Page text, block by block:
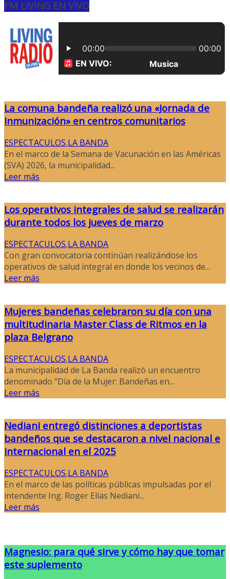
FM LIVING EN VIVO
La comuna bandeña realizó una «Jornada de
Inmunización» en centros comunitarios
ESPECTACULOS,LA BANDA
En el marco de la Semana de Vacunación en las Américas
(SVA) 2026, la municipalidad...
Leer más
Los operativos integrales de salud se realizarán
durante todos los jueves de marzo
ESPECTACULOS,LA BANDA
Con gran convocatoria continúan realizándose los
operativos de salud integral en donde los vecinos de...
Leer más
Mujeres bandeñas celebraron su día con una
multitudinaria Master Class de Ritmos en la
plaza Belgrano
ESPECTACULOS,LA BANDA
La municipalidad de La Banda realizó un encuentro
denominado “Día de la Mujer: Bandeñas en...
Leer más
Nediani entregó distinciones a deportistas
bandeños que se destacaron a nivel nacional e
internacional en el 2025
ESPECTACULOS,LA BANDA
En el marco de las políticas públicas impulsadas por el
intendente Ing. Roger Elías Nediani...
Leer más
Magnesio: para qué sirve y cómo hay que tomar
este suplemento